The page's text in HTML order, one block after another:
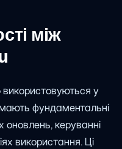
між
у
фундаментальні
оновлень, керуванні
використання. Ці